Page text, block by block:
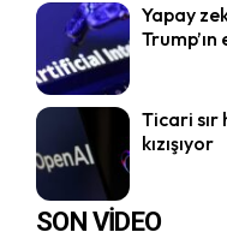
Yapay
Ticari sır
kızışıyor
SON VİDEO